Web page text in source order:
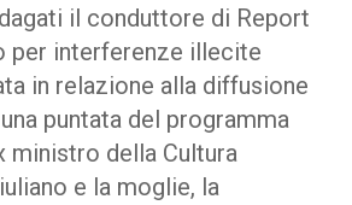
il conduttore di Report
per interferenze illecite
in relazione alla diffusione
puntata del programma
ministro della Cultura
e la moglie, la